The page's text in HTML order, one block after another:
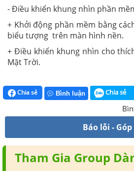
- Điều khiển khung nhìn phần
+ Khởi động phần mềm bằng
biểu tượng trên màn hình nền.
+ Điều khiển khung nhìn cho
Mặt Trời.
Chia sẻ Bình luận Chia sẻ
Báo lỗi - Góp
Tham Gia Group